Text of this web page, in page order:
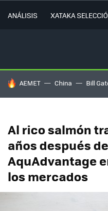
ANÁLISIS XATAKA
HOY SE HABLA DE
AEMET China Bill
Al rico salmón
años después
AquAdvantage
los mercados